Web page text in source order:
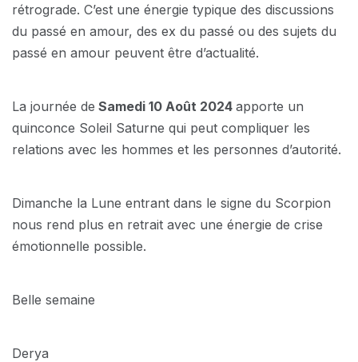
rétrograde. C’est une énergie typique des discussions
du passé en amour, des ex du passé ou des sujets du
passé en amour peuvent être d’actualité.
La journée de Samedi 10 Août 2024 apporte un
quinconce Soleil Saturne qui peut compliquer les
relations avec les hommes et les personnes d’autorité.
Dimanche la Lune entrant dans le signe du Scorpion
nous rend plus en retrait avec une énergie de crise
émotionnelle possible.
Belle semaine
Derya